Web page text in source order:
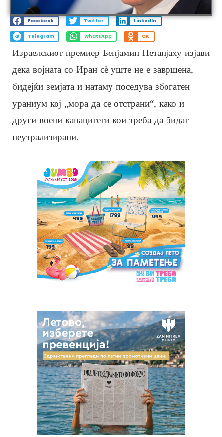
Facebook Twitter LinkedIn
Telegram WhatsApp OK
Израелскиот премиер Бенјамин Нетанјаху изјави
дека војната со Иран сè уште не е завршена,
бидејќи земјата и натаму поседува збогатен
ураниум кој „мора да се отстрани“, како и
други воени капацитети кои треба да бидат
неутрализирани.